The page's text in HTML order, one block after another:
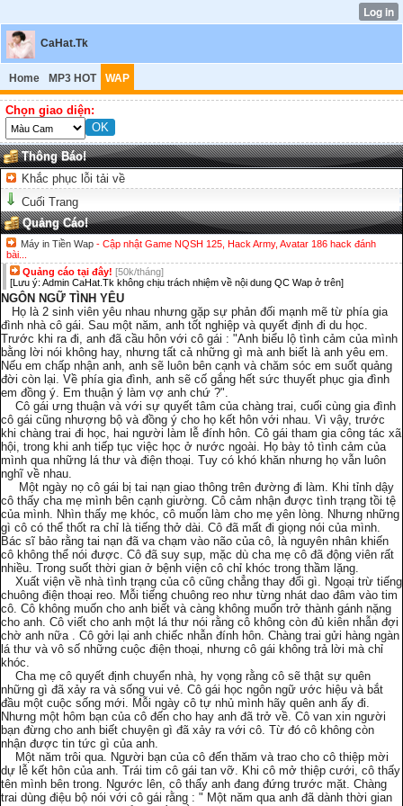
CaHat.Tk
Home MP3 HOT WAP
Chọn giao diện:
Thông Báo!
Khắc phục lỗi tải về
Cuối Trang
Quảng Cáo!
Máy in Tiền Wap - Cập nhật Game NQSH 125, Hack Army, Avatar 186 hack đánh
bài...
Quảng cáo tại đây! [50k/tháng]
[Lưu ý: Admin CaHat.Tk không chịu trách nhiệm về nội dung QC Wap ở trên]
NGÔN NGỮ TÌNH YÊU
Họ là 2 sinh viên yêu nhau nhưng gặp sự phản đối mạnh mẽ từ phía gia
đình nhà cô gái. Sau một năm, anh tốt nghiệp và quyết định đi du học.
Trước khi ra đi, anh đã cầu hôn với cô gái : "Anh biểu lộ tình cảm của mình
bằng lời nói không hay, nhưng tất cả những gì mà anh biết là anh yêu em.
Nếu em chấp nhận anh, anh sẽ luôn bên cạnh và chăm sóc em suốt quảng
đời còn lại. Về phía gia đình, anh sẽ cố gắng hết sức thuyết phục gia đình
em đồng ý. Em thuận ý làm vợ anh chứ ?".
Cô gái ưng thuận và với sự quyết tâm của chàng trai, cuối cùng gia đình
cô gái cũng nhượng bộ và đồng ý cho họ kết hôn với nhau. Vì vậy, trước
khi chàng trai đi học, hai người làm lễ đính hôn. Cô gái tham gia công tác xã
hội, trong khi anh tiếp tục việc học ở nước ngoài. Họ bày tỏ tình cảm của
mình qua những lá thư và điện thoại. Tuy có khó khăn nhưng họ vẫn luôn
nghĩ về nhau.
Một ngày nọ cô gái bị tai nạn giao thông trên đường đi làm. Khi tỉnh dậy
cô thấy cha mẹ mình bên cạnh giường. Cô cảm nhận được tình trạng tồi tệ
của mình. Nhìn thấy mẹ khóc, cô muốn làm cho mẹ yên lòng. Nhưng những
gì cô có thể thốt ra chỉ là tiếng thở dài. Cô đã mất đi giọng nói của mình.
Bác sĩ bảo rằng tai nạn đã va chạm vào não của cô, là nguyên nhân khiến
cô không thể nói được. Cô đã suy sụp, mặc dù cha mẹ cô đã động viên rất
nhiều. Trong suốt thời gian ở bệnh viện cô chỉ khóc trong thầm lặng.
Xuất viện về nhà tình trạng của cô cũng chẳng thay đổi gì. Ngoại trừ tiếng
chuông điện thoại reo. Mỗi tiếng chuông reo như từng nhát dao đâm vào tim
cô. Cô không muốn cho anh biết và càng không muốn trở thành gánh nặng
cho anh. Cô viết cho anh một lá thư nói rằng cô không còn đủ kiên nhẫn đợi
chờ anh nữa . Cô gởi lại anh chiếc nhẫn đính hôn. Chàng trai gửi hàng ngàn
lá thư và vô số những cuộc điện thoại, nhưng cô gái không trả lời mà chỉ
khóc.
Cha mẹ cô quyết định chuyển nhà, hy vọng rằng cô sẽ thật sự quên
những gì đã xảy ra và sống vui vẻ. Cô gái học ngôn ngữ ước hiệu và bắt
đầu một cuộc sống mới. Mỗi ngày cô tự nhủ mình hãy quên anh ấy đi.
Nhưng một hôm bạn của cô đến cho hay anh đã trở về. Cô van xin người
bạn đừng cho anh biết chuyện gì đã xảy ra với cô. Từ đó cô không còn
nhận được tin tức gì của anh.
Một năm trôi qua. Người bạn của cô đến thăm và trao cho cô thiệp mời
dự lễ kết hôn của anh. Trái tim cô gái tan vỡ. Khi cô mở thiệp cưới, cô thấy
tên mình bên trong. Ngước lên, cô thấy anh đang đứng trước mặt. Chàng
trai dùng điệu bộ nói với cô gái rằng : " Một năm qua anh đã dành thời gian